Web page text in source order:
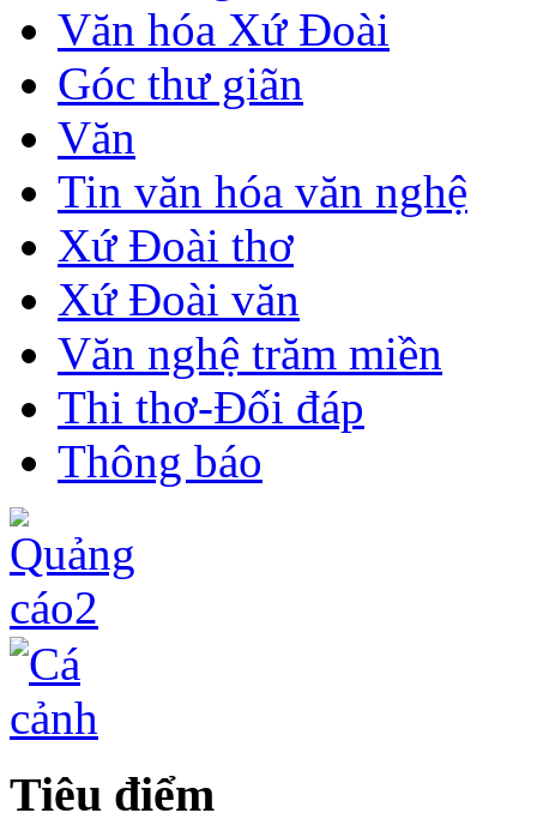
Văn hóa Xứ Đoài
Góc thư giãn
Văn
Tin văn hóa văn nghệ
Xứ Đoài thơ
Xứ Đoài văn
Văn nghệ trăm miền
Thi thơ-Đối đáp
Thông báo
Tiêu điểm